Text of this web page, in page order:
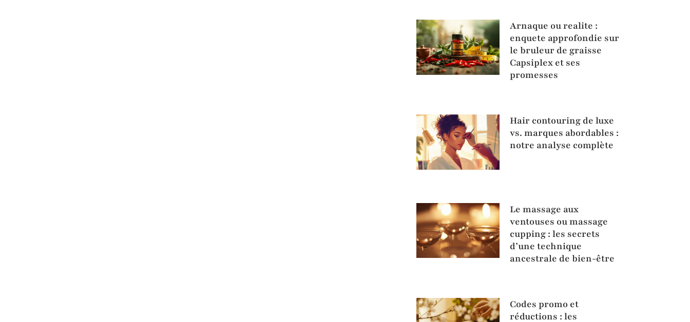
Arnaque ou realite :
enquete approfondie sur
le bruleur de graisse
Capsiplex et ses
promesses
Hair contouring de luxe
vs. marques abordables :
notre analyse complète
Le massage aux
ventouses ou massage
cupping : les secrets
d’une technique
ancestrale de bien-être
Codes promo et
réductions : les